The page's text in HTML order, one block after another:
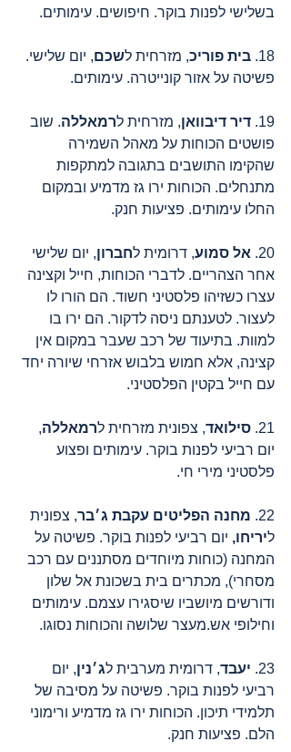
בשלישי לפנות בוקר. חיפושים. עימותים.
18. בית פוריכ, מזרחית לשכם, יום שלישי.
פשיטה על אזור קונייטרה. עימותים.
19. דיר דיבוואן, מזרחית לרמאללה. שוב
פושטים הכוחות על מאהל השמירה
שהקימו התושבים בתגובה למתקפות
מתנחלים. הכוחות ירו גז מדמיע ובמקום
החלו עימותים. פציעות חנק.
20. אל סמוע, דרומית לחברון, יום שלישי
אחר הצהריים. לדברי הכוחות, חייל וקצינה
עצרו כשזיהו פלסטיני חשוד. הם הורו לו
לעצור. לטענתם ניסה לדקור. הם ירו בו
למוות. בתיעוד של רכב שעבר במקום אין
קצינה, אלא חמוש בלבוש אזרחי שיורה יחד
עם חייל בקטין הפלסטיני.
21. סילואד, צפונית מזרחית לרמאללה,
יום רביעי לפנות בוקר. עימותים ופצוע
פלסטיני מירי חי.
22. מחנה הפליטים עקבת ג׳בר, צפונית
ליריחו, יום רביעי לפנות בוקר. פשיטה על
המחנה (כוחות מיוחדים מסתננים עם רכב
מסחרי), מכתרים בית בשכונת אל שלון
ודורשים מיושביו שיסגירו עצמם. עימותים
וחילופי אש.מעצר שלושה והכוחות נסוגו.
23. יעבד, דרומית מערבית לג׳נין, יום
רביעי לפנות בוקר. פשיטה על מסיבה של
תלמידי תיכון. הכוחות ירו גז מדמיע ורימוני
הלם. פציעות חנק.